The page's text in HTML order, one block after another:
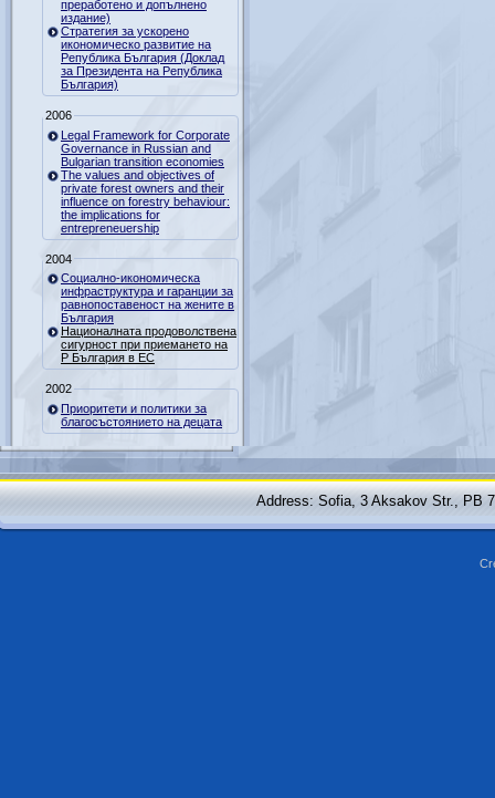
преработено и допълнено
издание)
Стратегия за ускорено
икономическо развитие на
Република България (Доклад
за Президента на Република
България)
2006
Legal Framework for Corporate
Governance in Russian and
Bulgarian transition economies
The values and objectives of
private forest owners and their
influence on forestry behaviour:
the implications for
entrepreneuership
2004
Социално-икономическа
инфраструктура и гаранции за
равнопоставеност на жените в
България
Националната продоволствена
сигурност при приемането на
Р България в ЕС
2002
Приоритети и политики за
благосъстоянието на децата
Address: Sofia, 3 Aksakov Str., PB